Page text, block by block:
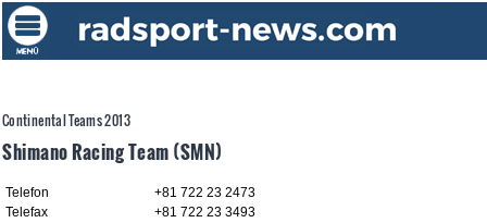
Continental Teams 2013
Shimano Racing Team (SMN)
Telefon
+81 722 23 2473
Telefax
+81 722 23 3493